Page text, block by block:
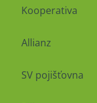
Kooperativa
Allianz
SV pojišťovna